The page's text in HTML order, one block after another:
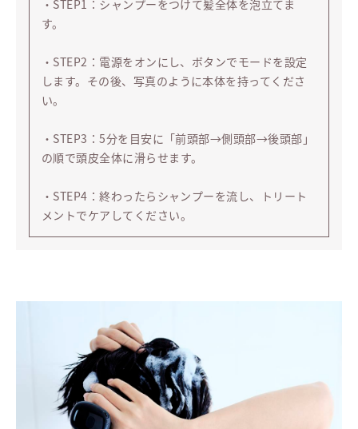
・STEP1：シャンプーをつけて髪全体を泡立てま
す。
・STEP2：電源をオンにし、ボタンでモードを設定
します。その後、写真のように本体を持ってくださ
い。
・STEP3：5分を目安に「前頭部→側頭部→後頭部」
の順で頭皮全体に滑らせます。
・STEP4：終わったらシャンプーを流し、トリート
メントでケアしてください。